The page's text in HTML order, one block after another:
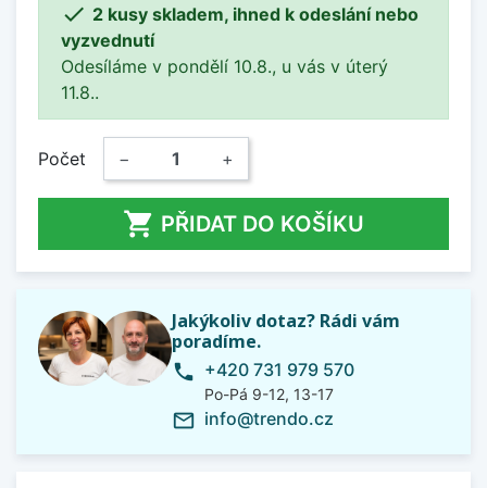
 2 kusy skladem, ihned k odeslání nebo
vyzvednutí
Odesíláme v pondělí 10.8., u vás v úterý
11.8..
Počet − +
 PŘIDAT DO KOŠÍKU
Jakýkoliv dotaz? Rádi vám
poradíme.
phone +420 731 979 570
Po-Pá 9-12, 13-17
mail_outline info@trendo.cz